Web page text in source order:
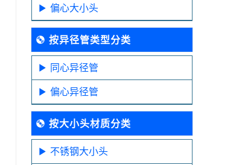
偏心大小头
按异径管类型分类
同心异径管
偏心异径管
按大小头材质分类
不锈钢大小头